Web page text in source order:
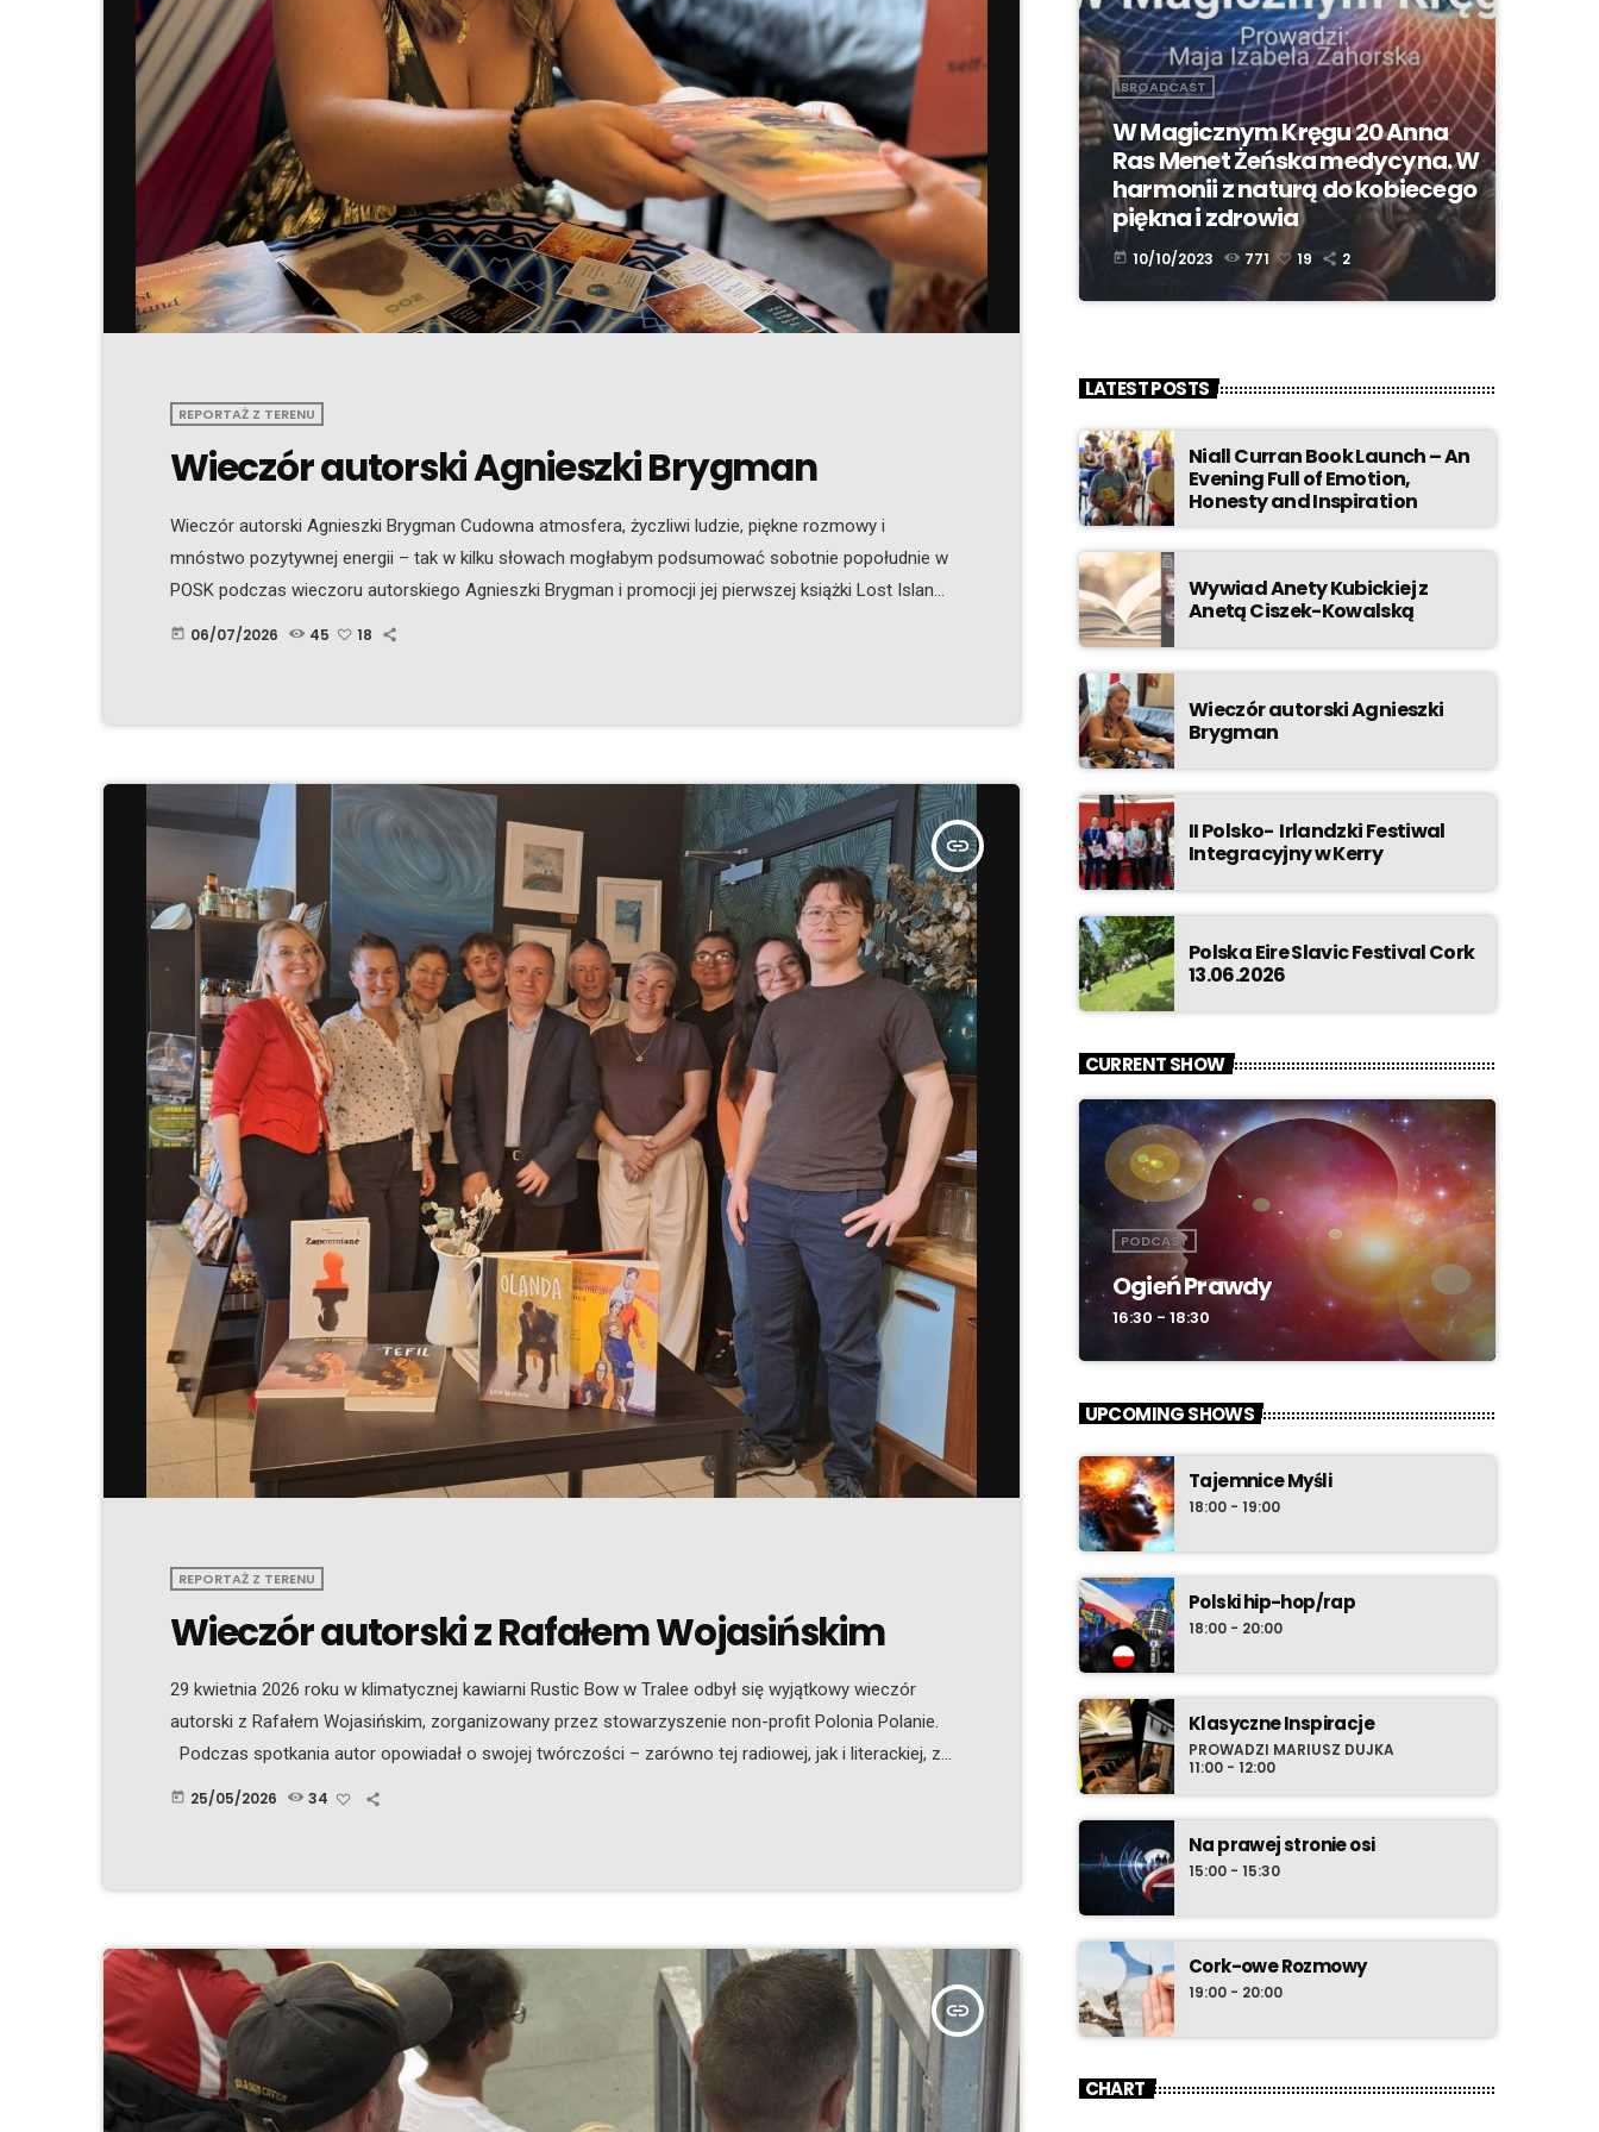
REPORTAŻ Z TERENU
Wieczór autorski Agnieszki Brygman
Wieczór autorski Agnieszki Brygman Cudowna atmosfera, życzliwi ludzie, piękne rozmowy i
mnóstwo pozytywnej energii – tak w kilku słowach mogłabym podsumować sobotnie popołudnie w
POSK podczas wieczoru autorskiego Agnieszki Brygman i promocji jej pierwszej książki Lost Island.
Miałam ogromną przyjemność rozpocząć to spotkanie i przywitać wszystkich przybyłych gości. Nie
today 06/07/2026 45 18
insert_link
REPORTAŻ Z TERENU
Wieczór autorski z Rafałem Wojasińskim
29 kwietnia 2026 roku w klimatycznej kawiarni Rustic Bow w Tralee odbył się wyjątkowy wieczór
autorski z Rafałem Wojasińskim, zorganizowany przez stowarzyszenie non-profit Polonia Polanie.
Podczas spotkania autor opowiadał o swojej twórczości – zarówno tej radiowej, jak i literackiej, ze
szczególnym uwzględnieniem swojej najnowszej książki, napisanej tutaj, w Kerry. Z dużą czułością
today 25/05/2026 34
insert_link
BROADCAST
W Magicznym Kręgu 20 Anna
Ras Menet Żeńska medycyna. W
harmonii z naturą do kobiecego
piękna i zdrowia
today 10/10/2023 771 19 2
LATEST POSTS
Niall Curran Book Launch – An
Evening Full of Emotion,
Honesty and Inspiration
Wywiad Anety Kubickiej z
Anetą Ciszek-Kowalską
Wieczór autorski Agnieszki
Brygman
II Polsko- Irlandzki Festiwal
Integracyjny w Kerry
Polska Eire Slavic Festival Cork
13.06.2026
CURRENT SHOW
PODCAST
Ogień Prawdy
16:30 - 18:30
UPCOMING SHOWS
Tajemnice Myśli
18:00 - 19:00
Polski hip-hop/rap
18:00 - 20:00
Klasyczne Inspiracje
PROWADZI MARIUSZ DUJKA
11:00 - 12:00
Na prawej stronie osi
15:00 - 15:30
Cork-owe Rozmowy
19:00 - 20:00
CHART